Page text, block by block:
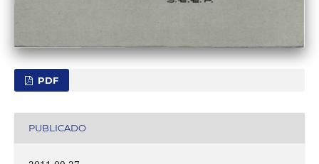
PDF
PUBLICADO